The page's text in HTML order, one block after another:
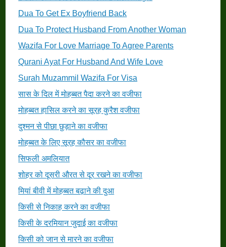
Dua To Get Ex Boyfriend Back
Dua To Protect Husband From Another Woman
Wazifa For Love Marriage To Agree Parents
Qurani Ayat For Husband And Wife Love
Surah Muzammil Wazifa For Visa
सास के दिल में मोहब्बत पैदा करने का वजीफा
मोहब्बत हासिल करने का सूरह कुरैश वजीफा
दुश्मन से पीछा छुड़ाने का वजीफा
मोहब्बत के लिए सूरह कौसर का वजीफा
सिफली अमलियात
शोहर को दूसरी औरत से दूर रखने का वजीफा
मियां बीवी में मोहब्बत बढ़ाने की दुआ
किसी से निकाह करने का वजीफा
किसी के दरमियान जुदाई का वजीफा
किसी को जान से मारने का वजीफा